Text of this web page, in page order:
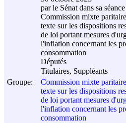
par le Sénat dans sa
Commission mixte
texte sur les dispositions
de loi portant mesures
l'inflation concernant les
consommation
Députés
Titulaires, Suppléants
Groupe:
Commission mixte
texte sur les dispositions
de loi portant mesures
l'inflation concernant les
consommation